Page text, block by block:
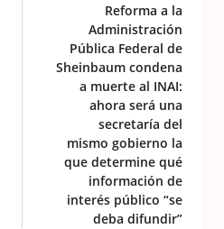
Reforma a la
Administración
Pública Federal de
Sheinbaum condena
a muerte al INAI:
ahora será una
secretaría del
mismo gobierno la
que determine qué
información de
interés público “se
deba difundir”